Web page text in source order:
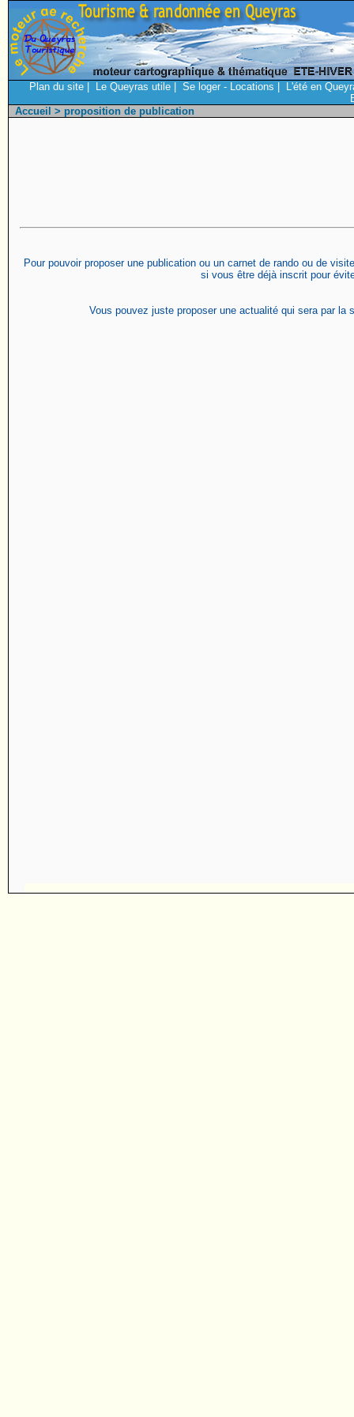
Plan du site Le Queyras utile Se loger - Locations
L'été en
Accueil > proposition de publication
Pour pouvoir proposer une publication ou un carnet de rando ou de
si vous être déjà inscrit pour
Vous pouvez juste proposer une actualité qui sera par la